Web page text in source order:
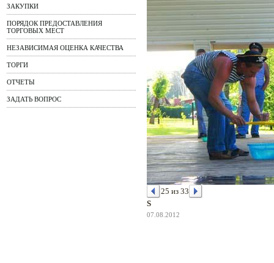
ЗАКУПКИ
ПОРЯДОК ПРЕДОСТАВЛЕНИЯ
ТОРГОВЫХ МЕСТ
НЕЗАВИСИМАЯ ОЦЕНКА КАЧЕСТВА
ТОРГИ
ОТЧЕТЫ
ЗАДАТЬ ВОПРОС
25 из 33
S
07.08.2012